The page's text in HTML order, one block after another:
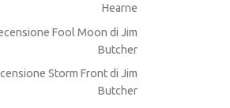
Hearne
Fool Moon di Jim
Butcher
Storm Front di Jim
Butcher